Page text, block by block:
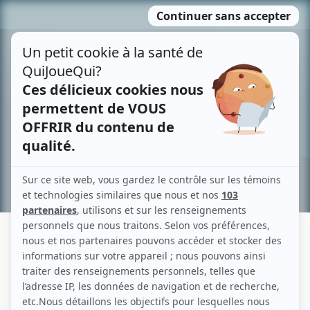
MENU
contenu
Recherche avancée »
RAYNALD MICHAUD
Liens
Fiche de Raynald Michaud sur Showbizz.net